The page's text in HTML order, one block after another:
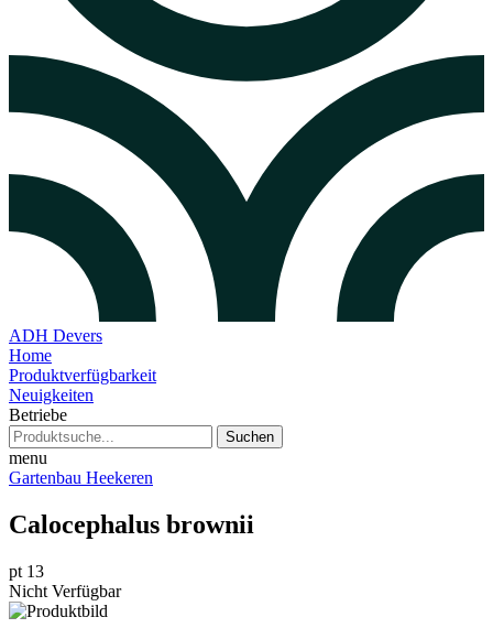
ADH Devers
Home
Produktverfügbarkeit
Neuigkeiten
Betriebe
Suchen
menu
Gartenbau Heekeren
Calocephalus brownii
pt 13
Nicht Verfügbar